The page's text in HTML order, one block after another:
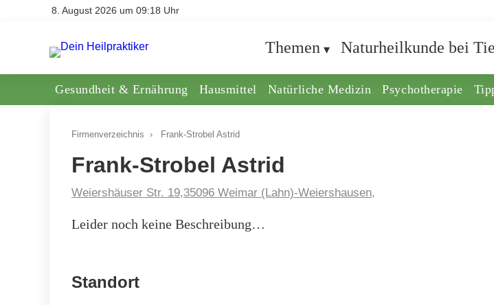
8. August 2026 um 09:18 Uhr
Themen Naturheilkunde bei
Gesundheit & Ernährung Hausmittel Natürliche Medizin Psychotherapie
Firmenverzeichnis › Frank-Strobel Astrid
Frank-Strobel Astrid
Weiershäuser Str. 19,35096 Weimar (Lahn)-Weiershausen,
Leider noch keine Beschreibung…
Standort